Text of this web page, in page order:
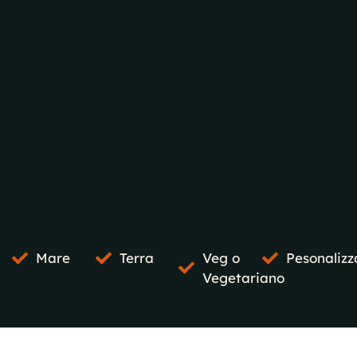
Mare Terra
Veg o
Vegetariano